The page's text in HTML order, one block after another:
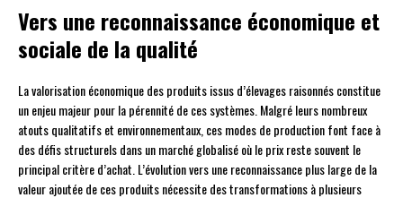
Vers une reconnaissance économique et
sociale de la qualité
La valorisation économique des produits issus d’élevages raisonnés constitue
un enjeu majeur pour la pérennité de ces systèmes. Malgré leurs nombreux
atouts qualitatifs et environnementaux, ces modes de production font face à
des défis structurels dans un marché globalisé où le prix reste souvent le
principal critère d’achat. L’évolution vers une reconnaissance plus large de la
valeur ajoutée de ces produits nécessite des transformations à plusieurs